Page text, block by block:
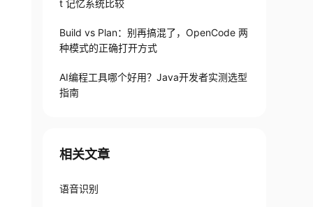
t 记忆系统比较
Build vs Plan：别再搞混了，OpenCode 两
种模式的正确打开方式
AI编程工具哪个好用？Java开发者实测选型
指南
相关文章
语音识别